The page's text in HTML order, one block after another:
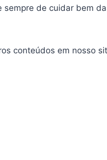
de cuidar bem
conteúdos em nosso